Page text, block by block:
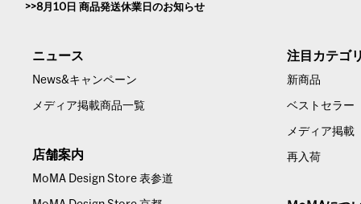
8月10日 商品発送休業日のお知らせ
ニュース
News&キャンペーン
メディア掲載商品一覧
店舗案内
MoMA Design Store 表参道
注目カテゴ
新商品
ベストセラー
メディア掲載
再入荷